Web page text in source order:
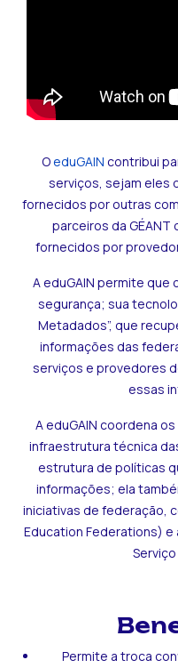
OeduGAIN contribui
serviços, sejam eles
fornecidos por outras
parceiros da GÉANT
fornecidos por
A eduGAIN permite que
segurança; sua
Metadados”, que
informações das
serviços e provedores
essas
A eduGAIN coordena
infraestrutura técnica
estrutura de políticas
informações; ela
iniciativas de federação,
Education Federations)
Serviço
Permite a troca